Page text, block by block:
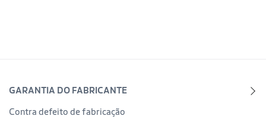
GARANTIA DO FABRICANTE
Contra defeito de fabricação